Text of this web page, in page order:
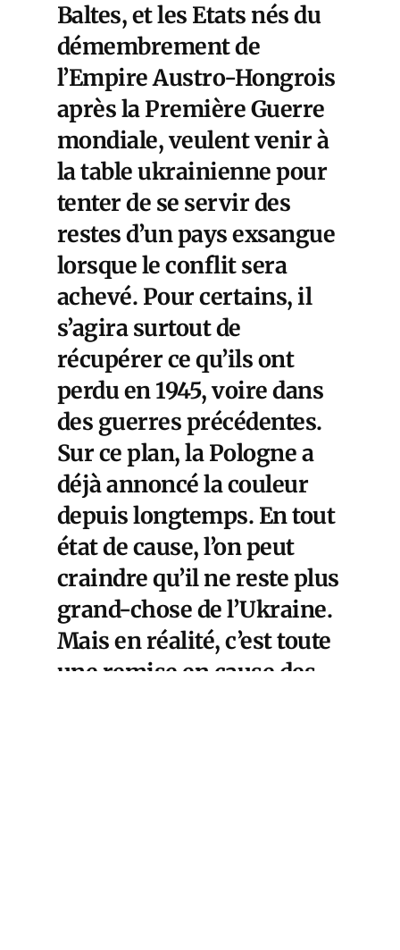
Baltes, et les Etats nés du
démembrement de
l’Empire Austro-Hongrois
après la Première Guerre
mondiale, veulent venir à
la table ukrainienne pour
tenter de se servir des
restes d’un pays exsangue
lorsque le conflit sera
achevé. Pour certains, il
s’agira surtout de
récupérer ce qu’ils ont
perdu en 1945, voire dans
des guerres précédentes.
Sur ce plan, la Pologne a
déjà annoncé la couleur
depuis longtemps. En tout
état de cause, l’on peut
craindre qu’il ne reste plus
grand-chose de l’Ukraine.
Mais en réalité, c’est toute
une remise en cause des